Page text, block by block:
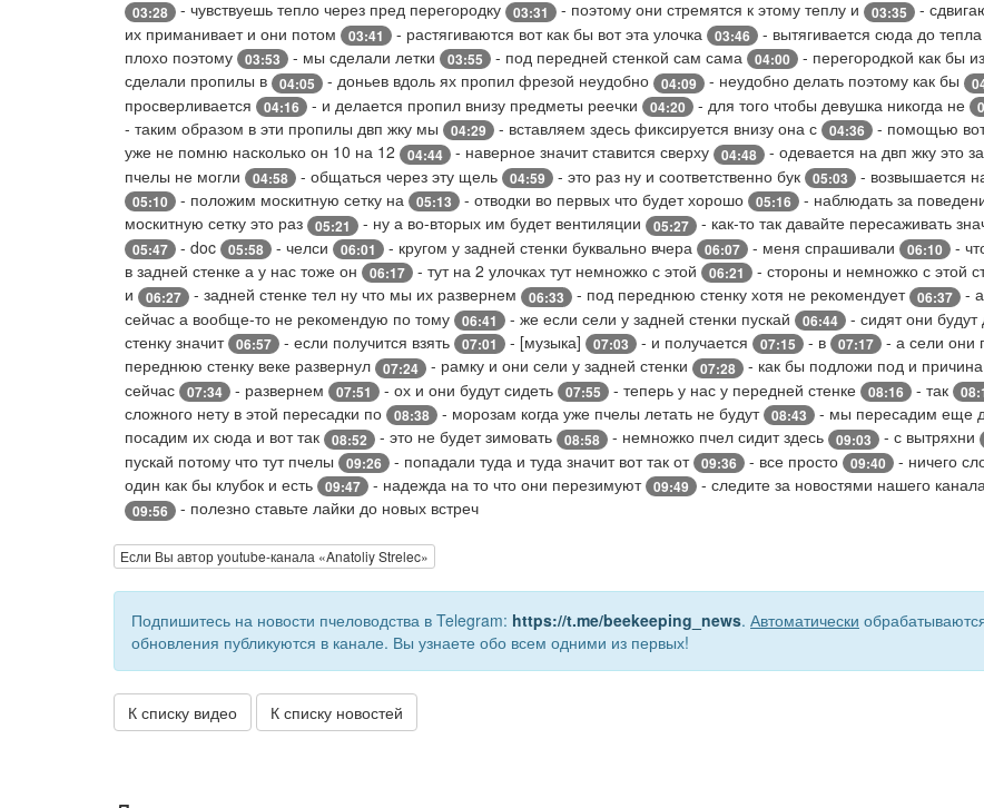
03:28 - чувствуешь тепло через пред перегородку 03:31 - поэтому они стремятся к этому теплу и 03:35 -
их приманивает и они потом
03:41 - растягиваются вот как бы вот эта улочка 03:46 - вытягивается сюда до
плохо поэтому
03:53 - мы сделали летки 03:55 - под передней стенкой сам сама 04:00 - перегородкой как бы
сделали пропилы в
04:05 - доньев вдоль ях пропил фрезой неудобно 04:09 - неудобно делать поэтому как бы
просверливается
04:16 - и делается пропил внизу предметы реечки 04:20 - для того чтобы девушка никогда не
- таким образом в эти пропилы двп жку мы 04:29 - вставляем здесь фиксируется внизу она с 04:36 - помощью вот
уже не помню насколько он 10 на 12
04:44 - наверное значит ставится сверху 04:48 - одевается на двп жку это
пчелы не могли
04:58 - общаться через эту щель 04:59 - это раз ну и соответственно бук 05:03 - возвышается
05:10 - положим москитную сетку на 05:13 - отводки во первых что будет хорошо 05:16 - наблюдать за
москитную сетку это раз
05:21 - ну а во-вторых им будет вентиляции 05:27 - как-то так давайте пересаживать
05:47 - doc 05:58 - челси 06:01 - кругом у задней стенки буквально вчера 06:07 - меня спрашивали 06:10 -
в задней стенке а у нас тоже он
06:17 - тут на 2 улочках тут немножко с этой 06:21 - стороны и немножко с этой
и
06:27 - задней стенке тел ну что мы их развернем 06:33 - под переднюю стенку хотя не рекомендует 06:37 -
сейчас а вообще-то не рекомендую по тому
06:41 - же если сели у задней стенки пускай 06:44 - сидят они будут
стенку значит 06:57 - если получится взять 07:01 - [музыка] 07:03 - и получается 07:15 - в 07:17 - а сели они
переднюю стенку веке развернул
07:24 - рамку и они сели у задней стенки 07:28 - как бы подложи под и
сейчас
07:34 - развернем 07:51 - ох и они будут сидеть 07:55 - теперь у нас у передней стенке 08:16 - так
сложного нету в этой пересадки по
08:38 - морозам когда уже пчелы летать не будут 08:43 - мы пересадим еще
посадим их сюда и вот так
08:52 - это не будет зимовать 08:58 - немножко пчел сидит здесь 09:03 - с вытряхни
пускай потому что тут пчелы
09:26 - попадали туда и туда значит вот так от 09:36 - все просто 09:40 - ничего
один как бы клубок и есть
09:47 - надежда на то что они перезимуют 09:49 - следите за новостями нашего канала
09:56 - полезно ставьте лайки до новых встреч
Если Вы автор youtube-канала «Anatoliy Strelec»
Подпишитесь на новости пчеловодства в Telegram: https://t.me/beekeeping_news. Автоматически
обновления публикуются в канале. Вы узнаете обо всем одними из первых!
К списку видео К списку новостей